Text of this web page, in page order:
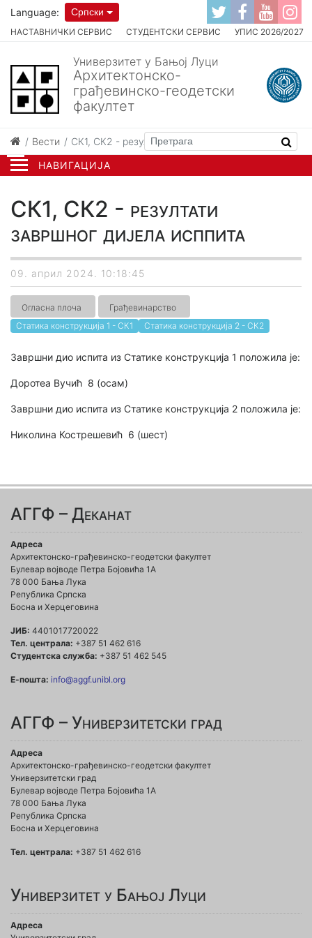
НАВИГАЦИЈА
НАСТАВНИЧКИ СЕРВИС СТУДЕНТСКИ СЕРВИС УПИС 2026/2027
Language: Српски
Универзитет у Бањој Луци
Архитектонско-
грађевинско-геодетски
факултет
Вести СК1, СК2 - резултати завршног дијела исппита
СК1, СК2 - резултати
завршног дијела исппита
09. април 2024. 10:18:45
Огласна плоча
Грађевинарство
Статика конструкција 1 - СК1
Статика конструкција 2 - СК2
Завршни дио испита из Статике конструкција 1 положила је:
Доротеа Вучић 8 (осам)
Завршни дио испита из Статике конструкција 2 положила је:
Николина Кострешевић 6 (шест)
АГГФ – Деканат
Адреса
Архитектонско-грађевинско-геодетски факултет
Булевар војводе Петра Бојовића 1A
78 000 Бања Лука
Република Српска
Босна и Херцеговина
ЈИБ: 4401017720022
Тел. централа: +387 51 462 616
Студентска служба: +387 51 462 545
Е-пошта: info@aggf.unibl.org
АГГФ – Универзитетски град
Адреса
Архитектонско-грађевинско-геодетски факултет
Универзитетски град
Булевар војводе Петра Бојовића 1A
78 000 Бања Лука
Република Српска
Босна и Херцеговина
Тел. централа: +387 51 462 616
Универзитет у Бањој Луци
Адреса